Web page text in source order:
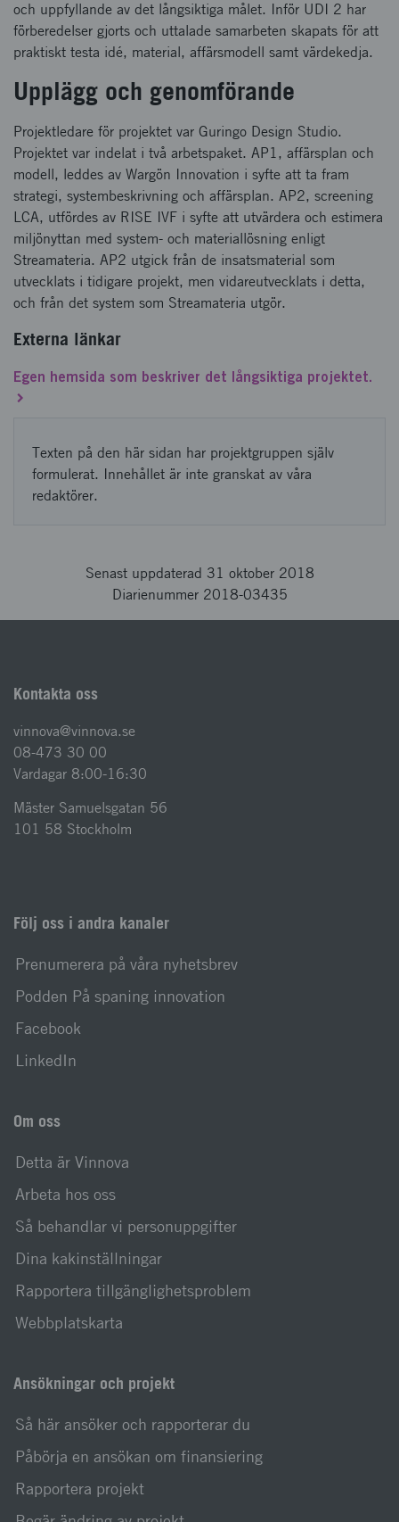
och uppfyllande av det långsiktiga målet. Inför UDI 2 har
förberedelser gjorts och uttalade samarbeten skapats för att
praktiskt testa idé, material, affärsmodell samt värdekedja.
Upplägg och genomförande
Projektledare för projektet var Guringo Design Studio.
Projektet var indelat i två arbetspaket. AP1, affärsplan och
modell, leddes av Wargön Innovation i syfte att ta fram
strategi, systembeskrivning och affärsplan. AP2, screening
LCA, utfördes av RISE IVF i syfte att utvärdera och estimera
miljönyttan med system- och materiallösning enligt
Streamateria. AP2 utgick från de insatsmaterial som
utvecklats i tidigare projekt, men vidareutvecklats i detta,
och från det system som Streamateria utgör.
Externa länkar
Egen hemsida som beskriver det långsiktiga projektet.
Texten på den här sidan har projektgruppen själv
formulerat. Innehållet är inte granskat av våra
redaktörer.
Senast uppdaterad 31 oktober 2018
Diarienummer 2018-03435
Kontakta oss
vinnova@vinnova.se
08-473 30 00
Vardagar 8:00-16:30
Mäster Samuelsgatan 56
101 58 Stockholm
Följ oss i andra kanaler
Prenumerera på våra nyhetsbrev
Podden På spaning innovation
Facebook
LinkedIn
Om oss
Detta är Vinnova
Arbeta hos oss
Så behandlar vi personuppgifter
Dina kakinställningar
Rapportera tillgänglighetsproblem
Webbplatskarta
Ansökningar och projekt
Så här ansöker och rapporterar du
Påbörja en ansökan om finansiering
Rapportera projekt